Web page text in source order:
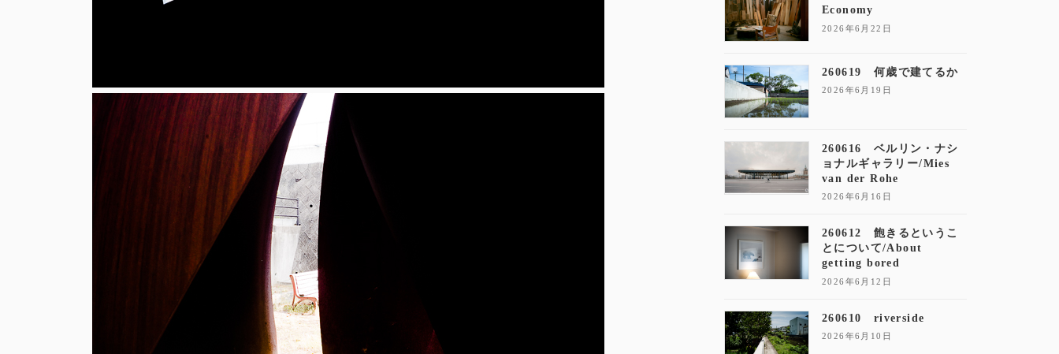
Economy
2026年6月22日
260619 何歳で建てるか
2026年6月19日
260616 ベルリン・ナシ
ョナルギャラリー/Mies
van der Rohe
2026年6月16日
260612 飽きるというこ
とについて/About
getting bored
2026年6月12日
260610 riverside
2026年6月10日